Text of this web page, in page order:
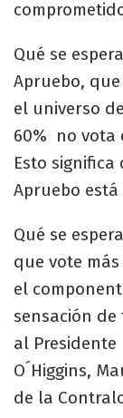
Qué se
Apruebo,
el universo
60% no vota
Esto
Apruebo
Qué se
que vote
el
sensación
al Presidente
O´Higgins,
de la